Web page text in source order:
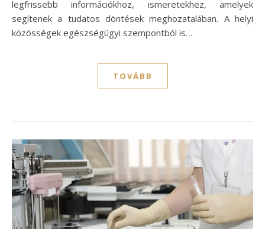
legfrissebb információkhoz, ismeretekhez, amelyek
segítenek a tudatos döntések meghozatalában. A helyi
közösségek egészségügyi szempontból is…
TOVÁBB